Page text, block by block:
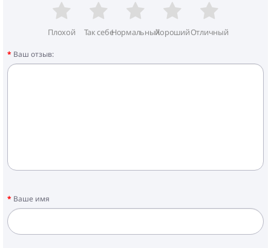
Плохой Так себеНормальныйХорошийОтличный
Ваш отзыв:
Ваше имя